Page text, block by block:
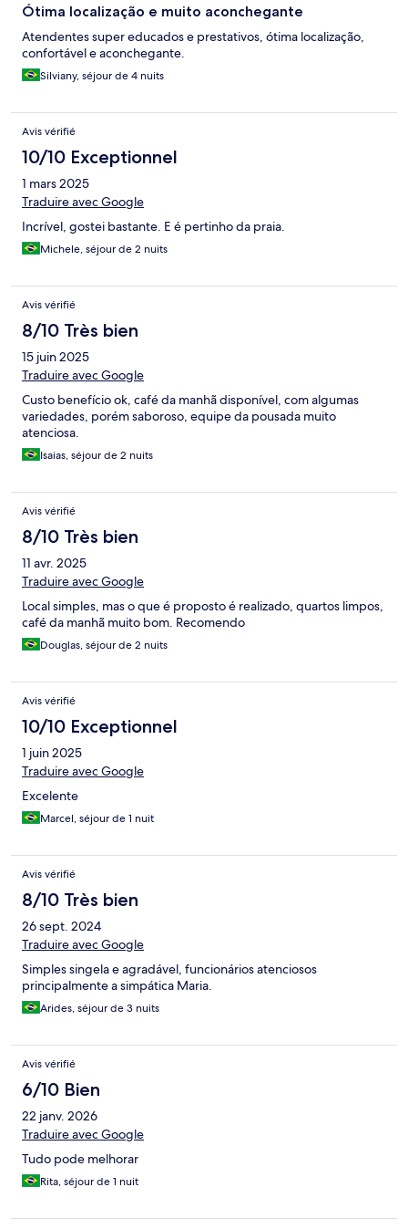
Ótima localização e muito aconchegante
Atendentes super educados e prestativos, ótima localização,
confortável e aconchegante.
Silviany, séjour de 4 nuits
Avis vérifié
10/10 Exceptionnel
1 mars 2025
Traduire avec Google
Incrível, gostei bastante. E é pertinho da praia.
Michele, séjour de 2 nuits
Avis vérifié
8/10 Très bien
15 juin 2025
Traduire avec Google
Custo benefício ok, café da manhã disponível, com algumas
variedades, porém saboroso, equipe da pousada muito
atenciosa.
Isaias, séjour de 2 nuits
Avis vérifié
8/10 Très bien
11 avr. 2025
Traduire avec Google
Local simples, mas o que é proposto é realizado, quartos limpos,
café da manhã muito bom. Recomendo
Douglas, séjour de 2 nuits
Avis vérifié
10/10 Exceptionnel
1 juin 2025
Traduire avec Google
Excelente
Marcel, séjour de 1 nuit
Avis vérifié
8/10 Très bien
26 sept. 2024
Traduire avec Google
Simples singela e agradável, funcionários atenciosos
principalmente a simpática Maria.
Arides, séjour de 3 nuits
Avis vérifié
6/10 Bien
22 janv. 2026
Traduire avec Google
Tudo pode melhorar
Rita, séjour de 1 nuit